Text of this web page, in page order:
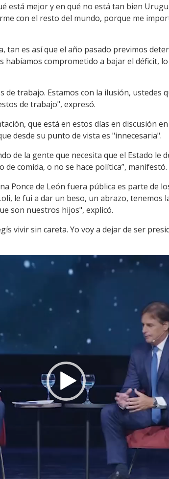
está mejor y en qué no está tan bien
con el resto del mundo, porque me
tan es así que el año pasado previmos
habíamos comprometido a bajar el déficit,
de trabajo. Estamos con la ilusión, ustedes
de trabajo", expresó.
que está en estos días en discusión
desde su punto de vista es "innecesaria".
de la gente que necesita que el Estado le
de comida, o no se hace política”, manifestó.
Ponce de León fuera pública es parte de
le fui a dar un beso, un abrazo, tenemos
son nuestros hijos", explicó.
vivir sin careta. Yo voy a dejar de ser